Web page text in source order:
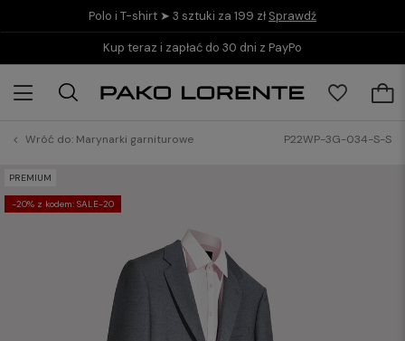
Polo i T-shirt ➤ 3 sztuki za 199 zł Sprawdź
Kup teraz i zapłać do 30 dni z PayPo
Wróć do: Marynarki garniturowe P22WP-3G-034-S-S
PREMIUM
-20% z kodem: SALE-20